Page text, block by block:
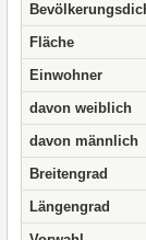
Fläche
Einwohner
davon weiblich
davon männlich
Breitengrad
Längengrad